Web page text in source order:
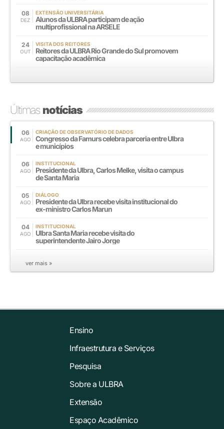
08
DEZ
EXTENSÃO UNIVERSITÁRIA
Alunos da ULBRA participam de ação
multiprofissional na ARSELE
24
OUT
VISITA DOS REITORES
Reitores da ULBRA Rio Grande do Sul promovem
capacitação acadêmica
Últimasnotícias
06
AGO
CRIAÇÃO DE OBSERVATÓRIO DE DADOS
Congresso da Famurs celebra parceria entre Ulbra
e municípios
06
AGO
INSTITUCIONAL
Presidente da Ulbra, Carlos Melke, visita o campus
de Santa Maria
05
AGO
DIÁLOGO
Presidente da Ulbra recebe visita institucional do
ex-ministro Carlos Marun
04
AGO
INSTITUCIONAL
Ulbra Santa Maria recebe visita do
superintendente Jairo Jorge
ver mais »
Ensino
Infraestrutura e Serviços
Pesquisa
Sobre a ULBRA
Extensão
Espaço Acadêmico